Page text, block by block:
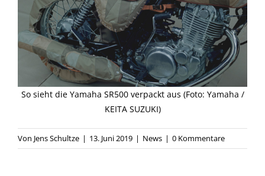
So sieht die Yamaha SR500 verpackt aus (Foto: Yamaha /
KEITA SUZUKI)
Von Jens Schultze | 13. Juni 2019 | News | 0 Kommentare